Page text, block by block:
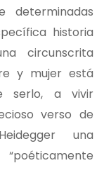
determinadas
historia
circunscrita
y mujer está
serlo, a vivir
verso de
una